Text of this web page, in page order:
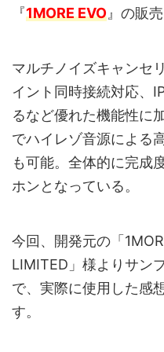
『1MORE EVO』の販
マルチノイズキャンセ
イント同時接続対応、
るなど優れた機能性に
でハイレゾ音源による
も可能。全体的に完成
ホンとなっている。
今回、開発元の「
LIMITED」様よりサン
で、実際に使用した感
す。